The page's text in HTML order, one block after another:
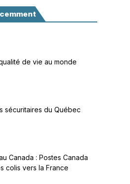
de vie au monde
sécuritaires du Québec
Canada : Postes Canada
colis vers la France